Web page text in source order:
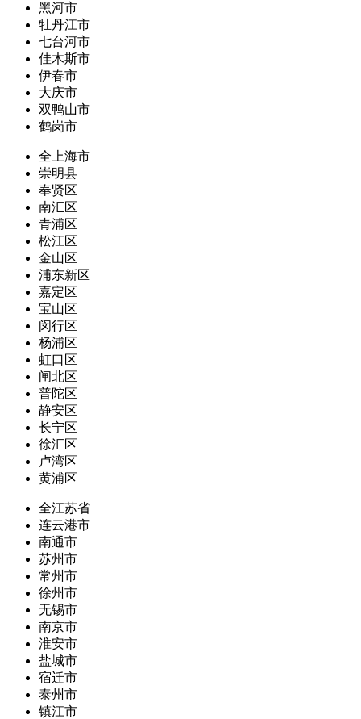
黑河市
牡丹江市
七台河市
佳木斯市
伊春市
大庆市
双鸭山市
鹤岗市
全上海市
崇明县
奉贤区
南汇区
青浦区
松江区
金山区
浦东新区
嘉定区
宝山区
闵行区
杨浦区
虹口区
闸北区
普陀区
静安区
长宁区
徐汇区
卢湾区
黄浦区
全江苏省
连云港市
南通市
苏州市
常州市
徐州市
无锡市
南京市
淮安市
盐城市
宿迁市
泰州市
镇江市